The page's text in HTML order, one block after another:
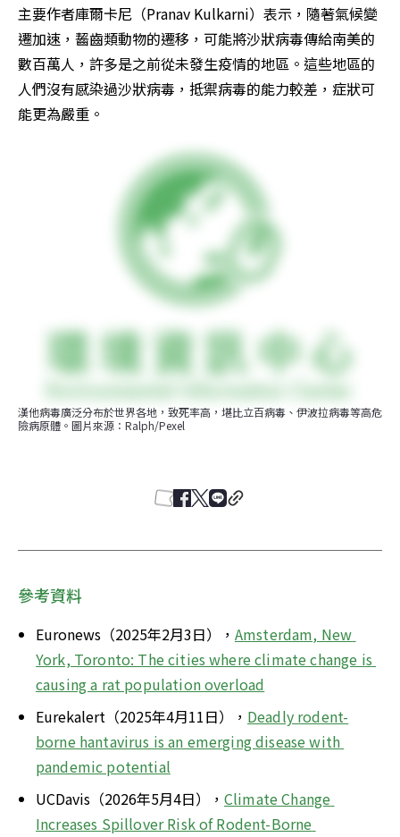
主要作者庫爾卡尼（Pranav Kulkarni）表示，隨著氣候變
遷加速，齧齒類動物的遷移，可能將沙狀病毒傳給南美的
數百萬人，許多是之前從未發生疫情的地區。這些地區的
人們沒有感染過沙狀病毒，抵禦病毒的能力較差，症狀可
能更為嚴重。
漢他病毒廣泛分布於世界各地，致死率高，堪比立百病毒、伊波拉病毒等高危
險病原體。圖片來源：Ralph/Pexel
參考資料
Euronews（2025年2月3日）， Amsterdam, New
York, Toronto: The cities where climate change is
causing a rat population overload
Eurekalert（2025年4月11日）， Deadly rodent-
borne hantavirus is an emerging disease with
pandemic potential
UCDavis（2026年5月4日）， Climate Change
Increases Spillover Risk of Rodent-Borne